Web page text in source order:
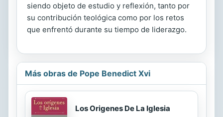
siendo objeto de estudio y reflexión, tanto por
su contribución teológica como por los retos
que enfrentó durante su tiempo de liderazgo.
Más obras de Pope Benedict Xvi
Los Origenes De La Iglesia